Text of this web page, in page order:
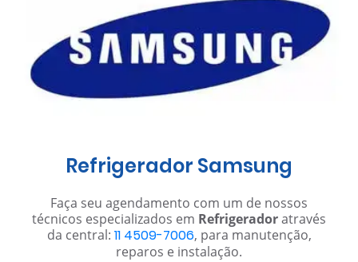
Refrigerador Samsung
Faça seu agendamento com um de nossos
técnicos especializados em Refrigeradoratravés
da central: 11 4509-7006, para manutenção,
reparos e instalação.